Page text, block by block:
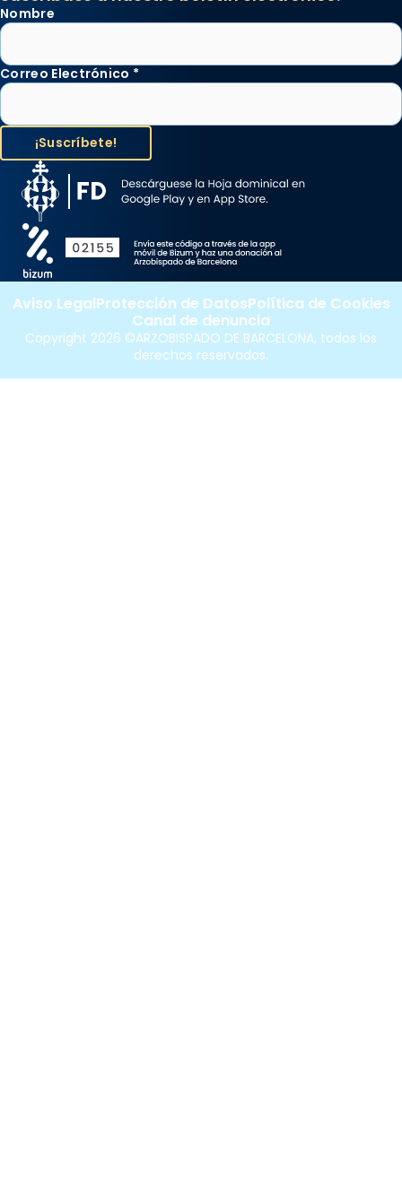
Nombre
Correo Electrónico *
Copyright 2026 ©ARZOBISPADO DE BARCELONA, todos los
derechos reservados.
Aviso LegalProtección de DatosPolítica de Cookies
Canal de denuncia